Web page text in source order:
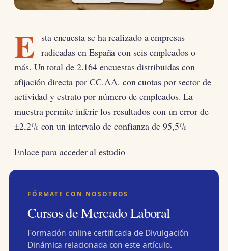
E
sta encuesta se ha realizado a empresas
radicadas en España con seis empleados o
más. Un total de 2.164 encuestas distribuidas con
afijación directa por CC.AA. con cuotas por sector de
actividad y estrato por número de empleados. La
muestra permite inferir los resultados con un error de
±2,2% con un intervalo de confianza de 95,5%
Enlace para acceder al estudio
FÓRMATE CON NOSOTROS
Cursos de Mercado Laboral
Formación online certificada de Divulgación
Dinámica relacionada con este artículo.